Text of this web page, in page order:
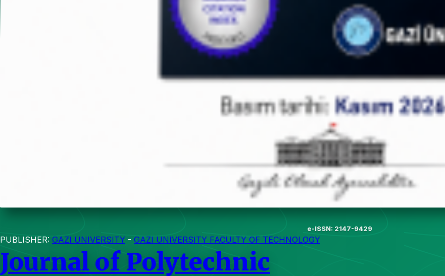
e-ISSN: 2147-9429
PUBLISHER: GAZI UNIVERSITY - GAZI UNIVERSITY FACULTY OF TECHNOLOGY
Journal of Polytechnic